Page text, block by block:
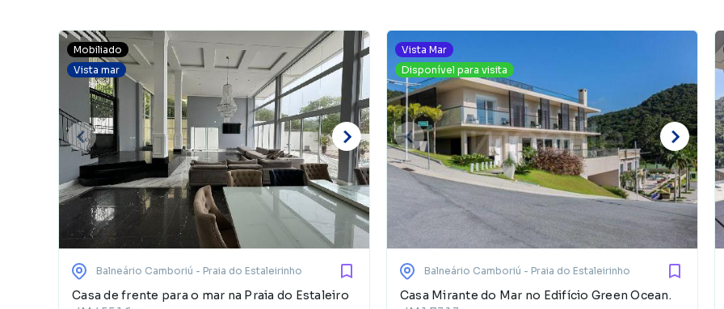
Mobiliado
Vista mar
Balneário Camboriú - Praia do Estaleirinho
Casa de frente para o mar na Praia do Estaleiro
Vista Mar
Disponível para visita
Balneário Camboriú - Praia do Estaleirinho
Casa Mirante do Mar no Edifício Green Ocean.